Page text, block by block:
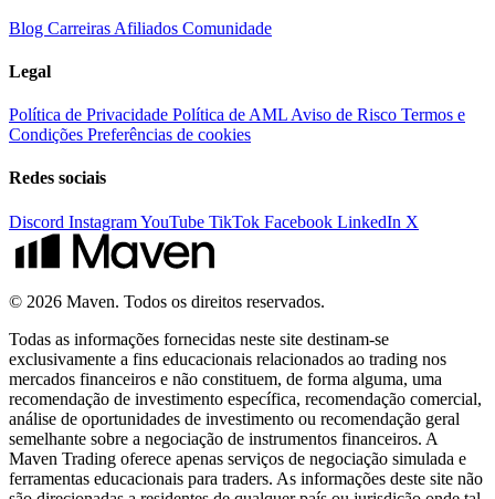
Blog Carreiras Afiliados Comunidade
Legal
Política de Privacidade Política de AML Aviso de Risco Termos e
Condições Preferências de cookies
Redes sociais
Discord InstagramYouTube TikTok Facebook LinkedIn X
© 2026 Maven. Todos os direitos reservados.
Todas as informações fornecidas neste site destinam-se
exclusivamente a fins educacionais relacionados ao trading nos
mercados financeiros e não constituem, de forma alguma, uma
recomendação de investimento específica, recomendação comercial,
análise de oportunidades de investimento ou recomendação geral
semelhante sobre a negociação de instrumentos financeiros. A
Maven Trading oferece apenas serviços de negociação simulada e
ferramentas educacionais para traders. As informações deste site não